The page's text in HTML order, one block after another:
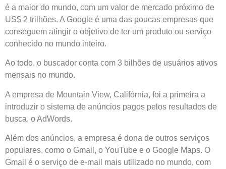
é a maior do mundo, com um valor de mercado próximo de
US$ 2 trilhões. A Google é uma das poucas empresas que
conseguem atingir o objetivo de ter um produto ou serviço
conhecido no mundo inteiro.
Ao todo, o buscador conta com 3 bilhões de usuários ativos
mensais no mundo.
A empresa de Mountain View, Califórnia, foi a primeira a
introduzir o sistema de anúncios pagos pelos resultados de
busca, o AdWords.
Além dos anúncios, a empresa é dona de outros serviços
populares, como o Gmail, o YouTube e o Google Maps. O
Gmail é o serviço de e-mail mais utilizado no mundo, com